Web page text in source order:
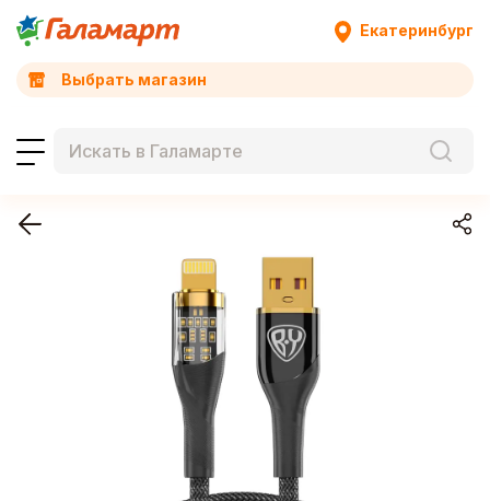
Екатеринбург
Выбрать магазин